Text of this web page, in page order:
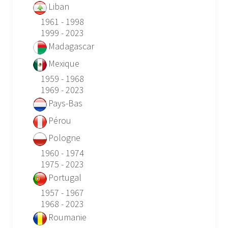
Liban
1961 - 1998
1999 - 2023
Madagascar
Mexique
1959 - 1968
1969 - 2023
Pays-Bas
Pérou
Pologne
1960 - 1974
1975 - 2023
Portugal
1957 - 1967
1968 - 2023
Roumanie